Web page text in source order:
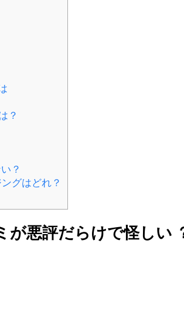
？
？
グはどれ？
悪評だらけで怪しい